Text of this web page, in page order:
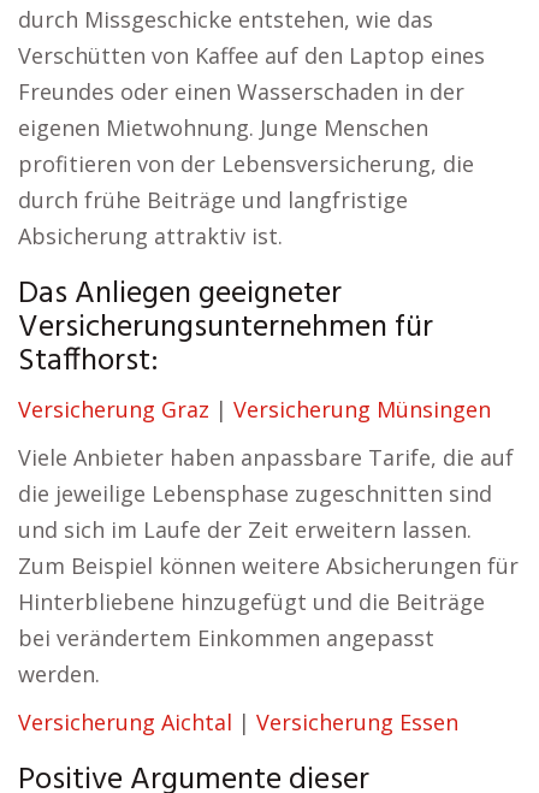
durch Missgeschicke entstehen, wie das
Verschütten von Kaffee auf den Laptop eines
Freundes oder einen Wasserschaden in der
eigenen Mietwohnung. Junge Menschen
profitieren von der Lebensversicherung, die
durch frühe Beiträge und langfristige
Absicherung attraktiv ist.
Das Anliegen geeigneter
Versicherungsunternehmen für
Staffhorst:
Versicherung Graz | Versicherung Münsingen
Viele Anbieter haben anpassbare Tarife, die auf
die jeweilige Lebensphase zugeschnitten sind
und sich im Laufe der Zeit erweitern lassen.
Zum Beispiel können weitere Absicherungen für
Hinterbliebene hinzugefügt und die Beiträge
bei verändertem Einkommen angepasst
werden.
Versicherung Aichtal | Versicherung Essen
Positive Argumente dieser